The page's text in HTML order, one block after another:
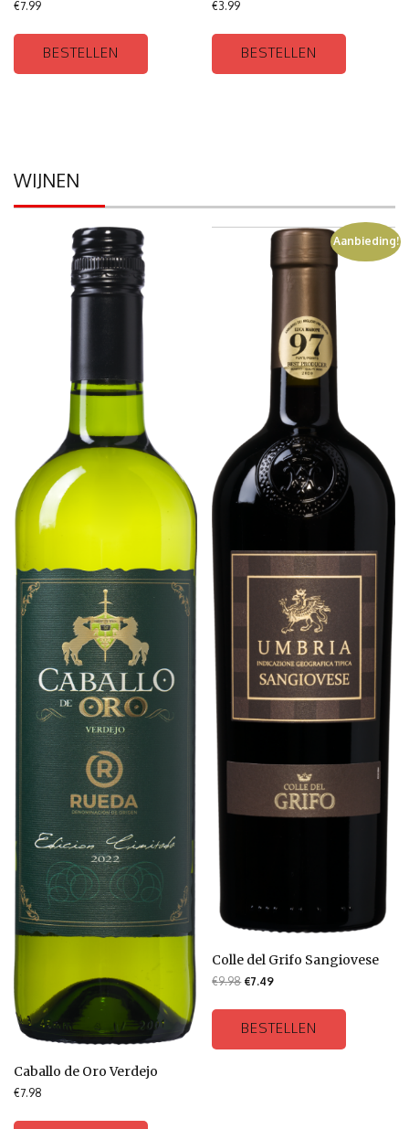
€7.99
BESTELLEN
€3.99
BESTELLEN
WIJNEN
Caballo de Oro Verdejo
€7.98
Aanbieding!
Colle del Grifo Sangiovese
€9.98 €7.49
BESTELLEN